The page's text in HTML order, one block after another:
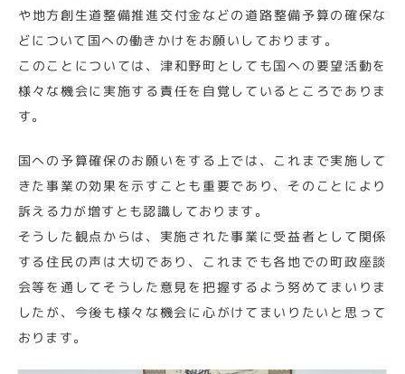
や地方創生道整備推進交付金などの道路整備予算の確保な
どについて国への働きかけをお願いしております。
このことについては、津和野町としても国への要望活動を
様々な機会に実施する責任を自覚しているところでありま
す。
国への予算確保のお願いをする上では、これまで実施して
きた事業の効果を示すことも重要であり、そのことにより
訴える力が増すとも認識しております。
そうした観点からは、実施された事業に受益者として関係
する住民の声は大切であり、これまでも各地での町政座談
会等を通してそうした意見を把握するよう努めてまいりま
したが、今後も様々な機会に心がけてまいりたいと思って
おります。